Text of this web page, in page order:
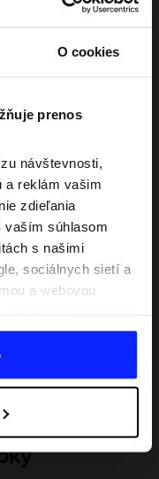
O cookies
prenos
návštevnosti,
a reklám vašim
zdieľania
vaším súhlasom
s našimi
sociálnych sietí a
a webovou
mimo tejto
získajú v
S vaším
zlepšili spôsob
analytický
ponúkané